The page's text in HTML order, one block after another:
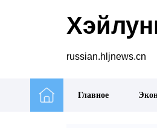
russian.hljnews.cn
Главное